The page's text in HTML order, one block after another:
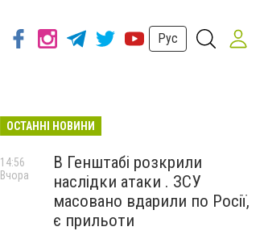
Рус
ОСТАННІ НОВИНИ
В Генштабі розкрили
наслідки атаки . ЗСУ
масовано вдарили по Росії,
є прильоти
14:56
Вчора